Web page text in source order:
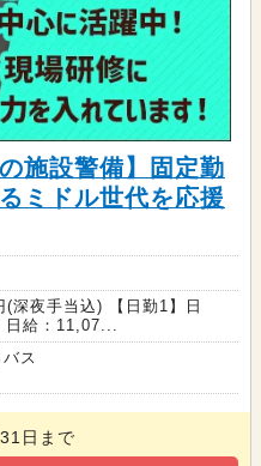
施設警備】固定勤
ミドル世代を応援
(深夜手当込) 【日勤1】日
日給：11,07...
ス
日まで